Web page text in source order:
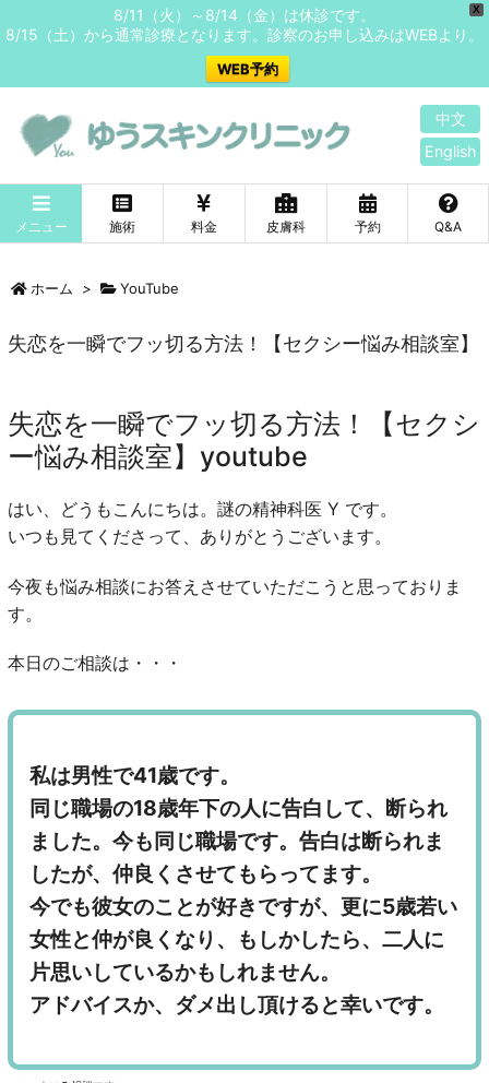
X
8/11（火）～8/14（金）は休診です。
8/15（土）から通常診療となります。診察のお申し込みはWEBより。
WEB予約
中文
English
メニュー 施術 料金 皮膚科 予約 Q&A
ホーム > YouTube
失恋を一瞬でフッ切る方法！【セクシー悩み相談室】
失恋を一瞬でフッ切る方法！【セクシ
ー悩み相談室】youtube
はい、どうもこんにちは。謎の精神科医 Y です。
いつも見てくださって、ありがとうございます。
今夜も悩み相談にお答えさせていただこうと思っておりま
す。
本日のご相談は・・・
私は男性で41歳です。
同じ職場の18歳年下の人に告白して、断られ
ました。今も同じ職場です。告白は断られま
したが、仲良くさせてもらってます。
今でも彼女のことが好きですが、更に5歳若い
女性と仲が良くなり、もしかしたら、二人に
片思いしているかもしれません。
アドバイスか、ダメ出し頂けると幸いです。